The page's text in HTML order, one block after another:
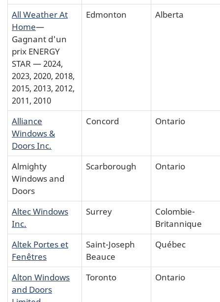
All Weather At
Home—
Gagnant d'un
prix ENERGY
STAR — 2024,
2023, 2020, 2018,
2015, 2013, 2012,
2011, 2010
Edmonton Alberta
Alliance
Windows &
Doors Inc.
Concord Ontario
Almighty
Windows and
Doors
Scarborough Ontario
Altec Windows
Inc.
Surrey
Colombie-
Britannique
Altek Portes et
Fenêtres
Saint-Joseph
Beauce
Québec
Alton Windows
and Doors
Toronto Ontario